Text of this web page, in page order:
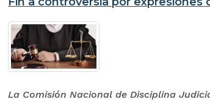
La Comisión Nacional de Disciplina